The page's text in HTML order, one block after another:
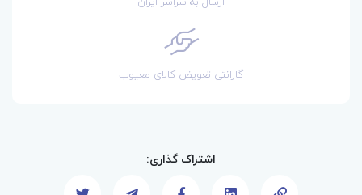
گارانتی تعویض کالای معیوب
اشتراک گذاری: